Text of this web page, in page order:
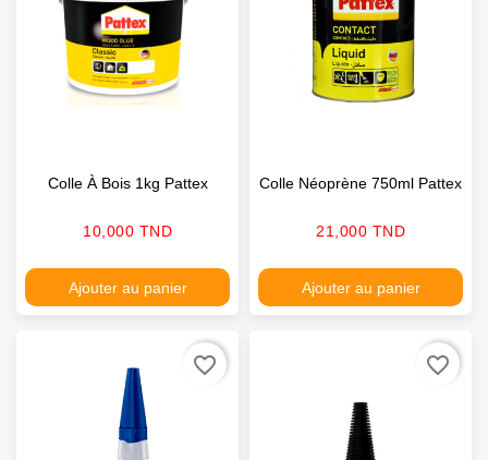
Colle À Bois 1kg Pattex
Prix
10,000 TND
Ajouter au panier
Colle Néoprène 750ml Pattex
Prix
21,000 TND
Ajouter au panier
favorite_border favorite_border